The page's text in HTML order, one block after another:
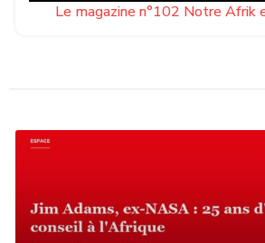
Le magazine n°102 Notre Afrik